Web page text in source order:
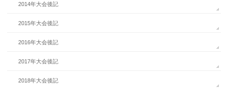
2014年大会後記
2015年大会後記
2016年大会後記
2017年大会後記
2018年大会後記